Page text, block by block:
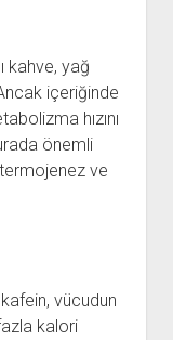
kahve, yağ
içeriğinde
hızını
önemli
ve
vücudun
kalori